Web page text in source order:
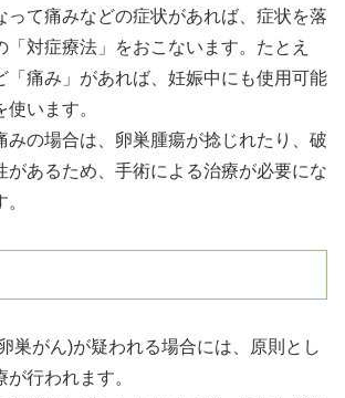
って痛みなどの症状があれば、症状を落
「対症療法」をおこないます。たとえ
「痛み」があれば、妊娠中にも使用可能
います。
みの場合は、卵巣腫瘍が捻じれたり、破
があるため、手術による治療が必要にな
巣がん)が疑われる場合には、原則とし
行われます。